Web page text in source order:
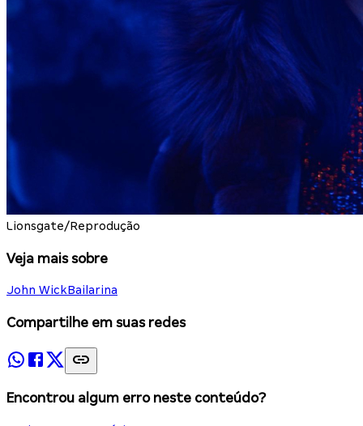
Lionsgate/Reprodução
Veja mais sobre
John WickBailarina
Compartilhe em suas redes
Encontrou algum erro neste conteúdo?